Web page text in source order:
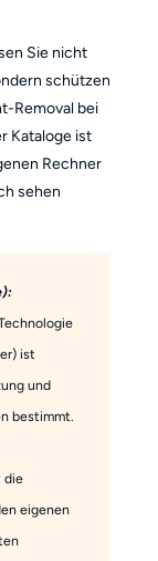
Sie nicht
schützen
Removal bei
Kataloge ist
Rechner
sehen
ist
und
bestimmt.
die
eigenen